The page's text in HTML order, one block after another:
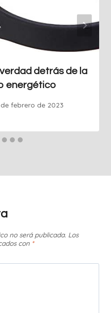
detrás de la
energético
de febrero de 2023
no será publicada. Los
con *